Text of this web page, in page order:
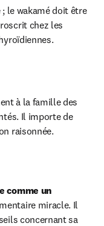
le wakamé doit être
chez les
à la famille des
Il importe de
raisonnée.
comme un
miracle. Il
concernant sa